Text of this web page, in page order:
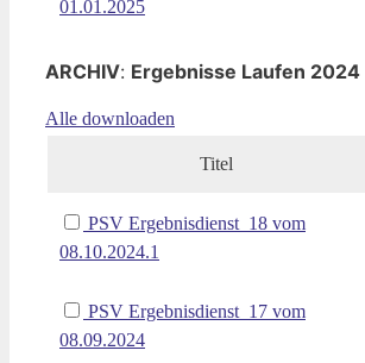
01.01.2025
ARCHIV: Ergebnisse Laufen 2024
Alle downloaden
Titel
PSV Ergebnisdienst_18 vom
08.10.2024.1
PSV Ergebnisdienst_17 vom
08.09.2024